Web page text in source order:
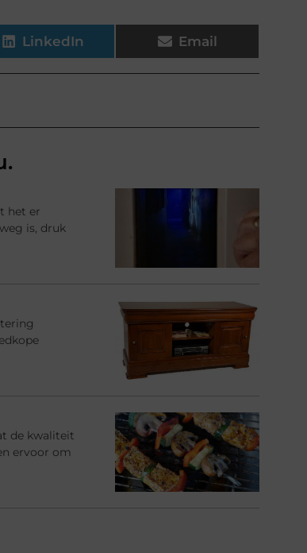
LinkedIn Email
het er
is, druk
de kwaliteit
ervoor om